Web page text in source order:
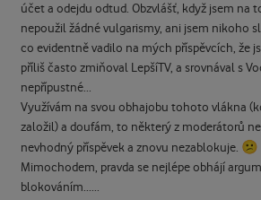
účet a odejdu odtud. Obzvlášť, když jsem na
nepoužil žádné vulgarismy, ani jsem nikoho
co evidentně vadilo na mých příspěvcích, že
příliš často zmiňoval LepšíTV, a srovnával s
nepřípustné...
Využívám na svou obhajobu tohoto vlákna
založil) a doufám, to některý z moderátorů
nevhodný příspěvek a znovu nezablokuje. 😕
Mimochodem, pravda se nejlépe obhájí
blokováním......